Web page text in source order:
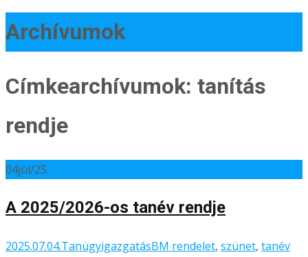
Archívumok
Címkearchívumok: tanítás
rendje
04júl/25
A 2025/2026-os tanév rendje
2025.07.04.TanügyigazgatásBM rendelet, szünet, tanév